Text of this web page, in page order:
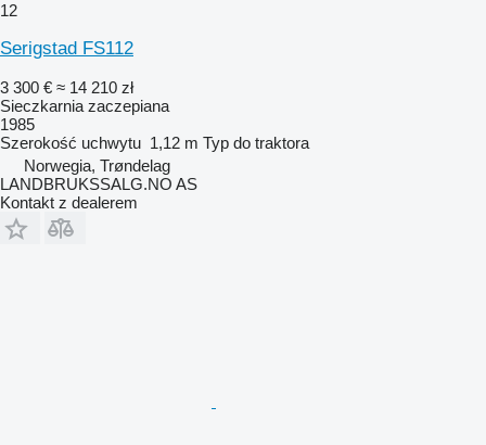
12
Serigstad FS112
3 300 € ≈ 14 210 zł
Sieczkarnia zaczepiana
1985
Szerokość uchwytu 1,12 m Typ do traktora
Norwegia, Trøndelag
LANDBRUKSSALG.NO AS
Kontakt z dealerem